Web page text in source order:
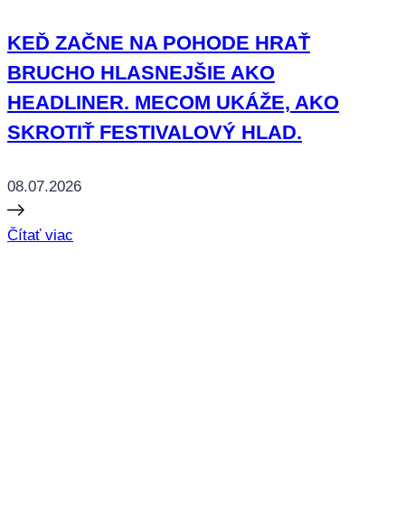
KEĎ ZAČNE NA POHODE HRAŤ
BRUCHO HLASNEJŠIE AKO
HEADLINER. MECOM UKÁŽE, AKO
SKROTIŤ FESTIVALOVÝ HLAD.
08.07.2026
Čítať viac